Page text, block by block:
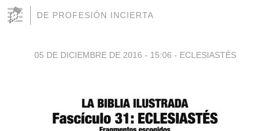
DE PROFESIÓN INCIERTA
05 DE DICIEMBRE DE 2016 - 15:06 - ECLESIASTÉS